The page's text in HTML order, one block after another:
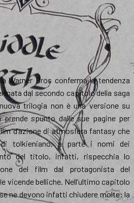
Warner Bros conferma la tendenza
dal secondo capitolo della saga
trilogia non è una versione su
prende spunto dalle sue pagine per
d’azione di atmosfera fantasy che
tolkieniano, a parte i nomi dei
del titolo, infatti, rispecchia lo
del film dal protagonista del
vicende belliche. Nell’ultimo capitolo
ne devono infatti chiudere molte: la